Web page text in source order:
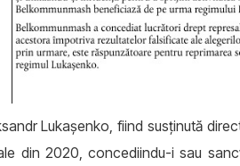
Lukașenko, fiind susținută
din 2020, concediindu-i sau